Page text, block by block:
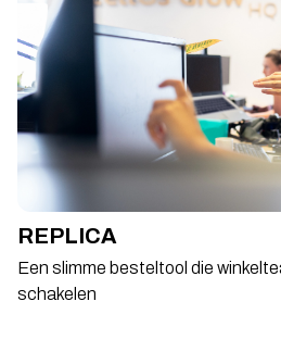
REPLICA
Een slimme besteltool die
schakelen